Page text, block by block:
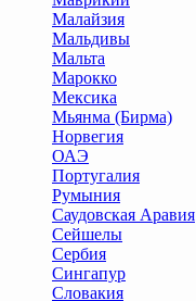
Малайзия
Мальдивы
Мальта
Марокко
Мексика
Мьянма (Бирма)
Норвегия
ОАЭ
Португалия
Румыния
Саудовская Аравия
Сейшелы
Сербия
Сингапур
Словакия